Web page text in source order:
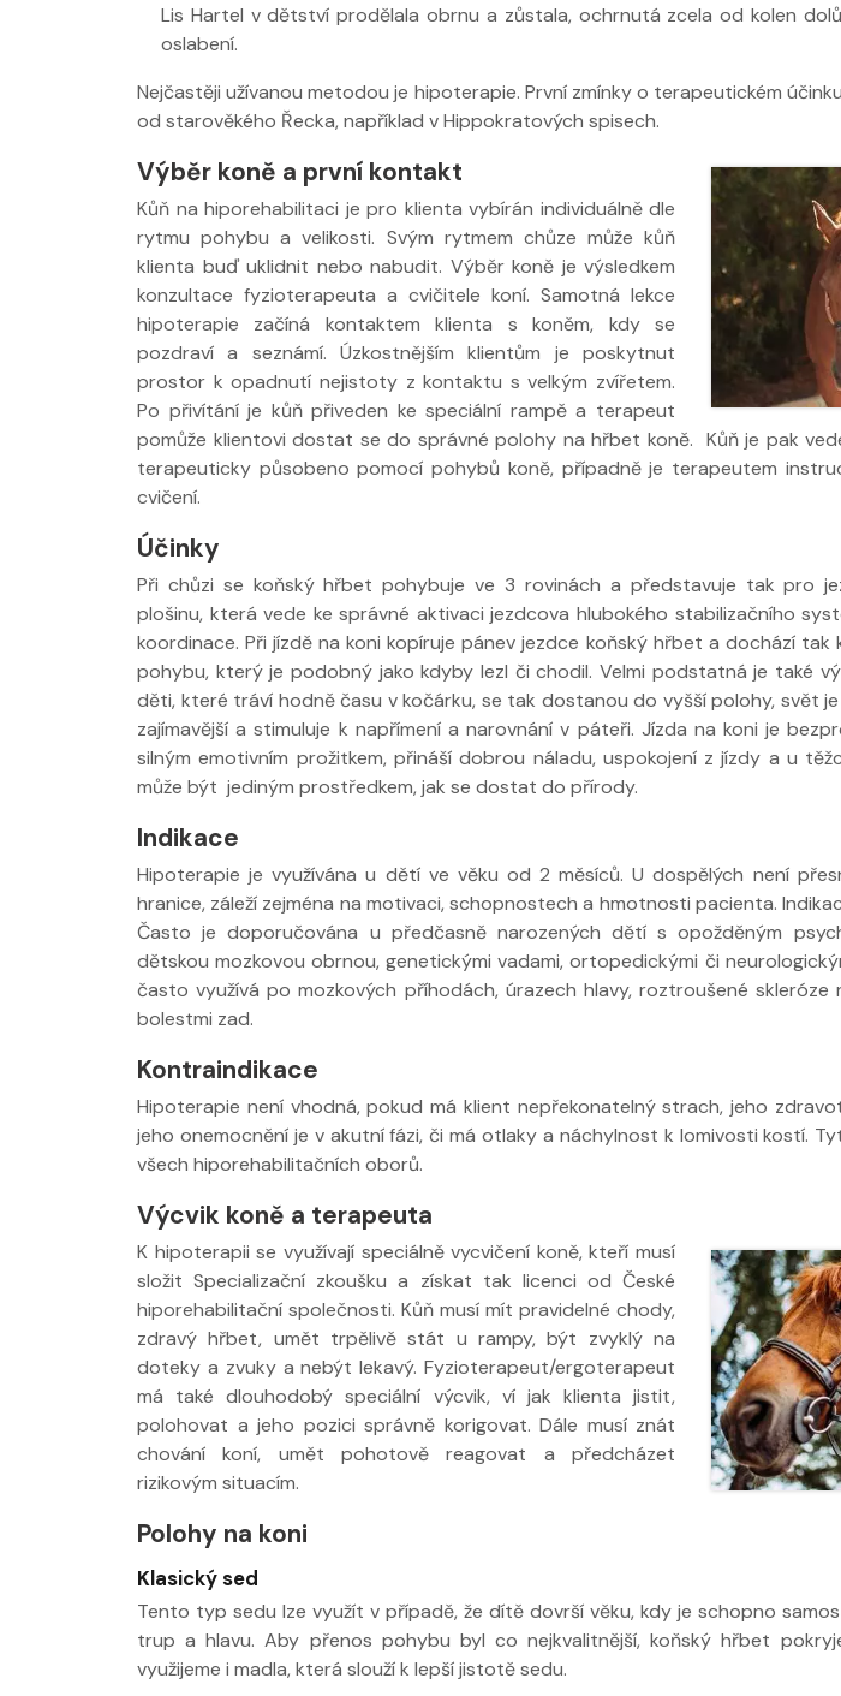
Lis Hartel v dětství prodělala obrnu a zůstala, ochrnutá zcela od kolen
oslabení.
Nejčastěji užívanou metodou je hipoterapie. První zmínky o terapeutickém
od starověkého Řecka, například v Hippokratových spisech.
Výběr koně a první kontakt
Kůň na hiporehabilitaci je pro klienta vybírán individuálně dle
rytmu pohybu a velikosti. Svým rytmem chůze může kůň
klienta buď uklidnit nebo nabudit. Výběr koně je výsledkem
konzultace fyzioterapeuta a cvičitele koní. Samotná lekce
hipoterapie začíná kontaktem klienta s koněm, kdy se
pozdraví a seznámí. Úzkostnějším klientům je poskytnut
prostor k opadnutí nejistoty z kontaktu s velkým zvířetem.
Po přivítání je kůň přiveden ke speciální rampě a terapeut
pomůže klientovi dostat se do správné polohy na hřbet koně. Kůň je pak
terapeuticky působeno pomocí pohybů koně, případně je terapeutem
cvičení.
Účinky
Při chůzi se koňský hřbet pohybuje ve 3 rovinách a představuje tak pro
plošinu, která vede ke správné aktivaci jezdcova hlubokého stabilizačního
koordinace. Při jízdě na koni kopíruje pánev jezdce koňský hřbet a dochází tak
pohybu, který je podobný jako kdyby lezl či chodil. Velmi podstatná je také
děti, které tráví hodně času v kočárku, se tak dostanou do vyšší polohy, svět
zajímavější a stimuluje k napřímení a narovnání v páteři. Jízda na koni je
silným emotivním prožitkem, přináší dobrou náladu, uspokojení z jízdy a u
může být jediným prostředkem, jak se dostat do přírody.
Indikace
Hipoterapie je využívána u dětí ve věku od 2 měsíců. U dospělých není
hranice, záleží zejména na motivaci, schopnostech a hmotnosti pacienta.
Často je doporučována u předčasně narozených dětí s opožděným
dětskou mozkovou obrnou, genetickými vadami, ortopedickými či
často využívá po mozkových příhodách, úrazech hlavy, roztroušené
bolestmi zad.
Kontraindikace
Hipoterapie není vhodná, pokud má klient nepřekonatelný strach, jeho
jeho onemocnění je v akutní fázi, či má otlaky a náchylnost k lomivosti kostí.
všech hiporehabilitačních oborů.
Výcvik koně a terapeuta
K hipoterapii se využívají speciálně vycvičení koně, kteří musí
složit Specializační zkoušku a získat tak licenci od České
hiporehabilitační společnosti. Kůň musí mít pravidelné chody,
zdravý hřbet, umět trpělivě stát u rampy, být zvyklý na
doteky a zvuky a nebýt lekavý. Fyzioterapeut/ergoterapeut
má také dlouhodobý speciální výcvik, ví jak klienta jistit,
polohovat a jeho pozici správně korigovat. Dále musí znát
chování koní, umět pohotově reagovat a předcházet
rizikovým situacím.
Polohy na koni
Klasický sed
Tento typ sedu lze využít v případě, že dítě dovrší věku, kdy je schopno
trup a hlavu. Aby přenos pohybu byl co nejkvalitnější, koňský hřbet
využijeme i madla, která slouží k lepší jistotě sedu.